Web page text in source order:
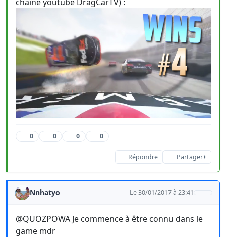
0 0 0 0
Répondre Partager
Nnhatyo Le 30/01/2017 à 23:41
@QUOZPOWA Je commence à être connu dans le
game mdr